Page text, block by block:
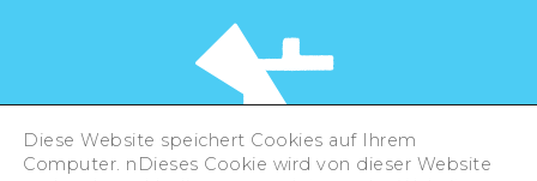
Diese Website speichert Cookies auf Ihrem
Computer. nDieses Cookie wird von dieser Website